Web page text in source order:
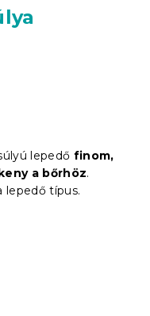
lepedő finom,
a bőrhöz.
lepedő típus.